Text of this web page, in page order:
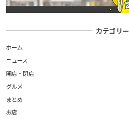
カテゴリー
ホーム
ニュース
開店・閉店
グルメ
まとめ
お店